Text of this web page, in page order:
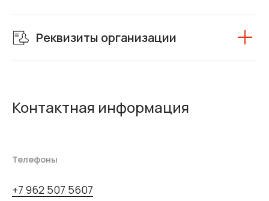
Реквизиты организации
Контактная информация
Телефоны
+7 962 507 5607